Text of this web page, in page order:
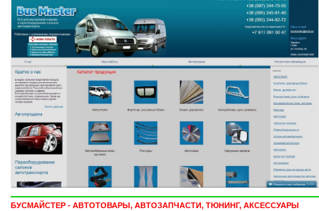
БУСМАЙСТЕР - АВТОТОВАРЫ, АВТОЗАПЧАСТИ, ТЮНИНГ, АКСЕССУАРЫ